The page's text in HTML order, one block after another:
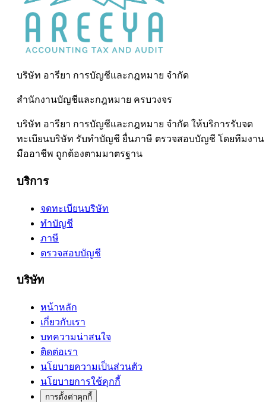
บริษัท อารียา การบัญชีและกฎหมาย จำกัด
สำนักงานบัญชีและกฎหมาย ครบวงจร
บริษัท อารียา การบัญชีและกฎหมาย จำกัด ให้บริการรับจด
ทะเบียนบริษัท รับทำบัญชี ยื่นภาษี ตรวจสอบบัญชี โดยทีมงาน
มืออาชีพ ถูกต้องตามมาตรฐาน
บริการ
จดทะเบียนบริษัท
ทำบัญชี
ภาษี
ตรวจสอบบัญชี
บริษัท
หน้าหลัก
เกี่ยวกับเรา
บทความน่าสนใจ
ติดต่อเรา
นโยบายความเป็นส่วนตัว
นโยบายการใช้คุกกี้
การตั้งค่าคุกกี้